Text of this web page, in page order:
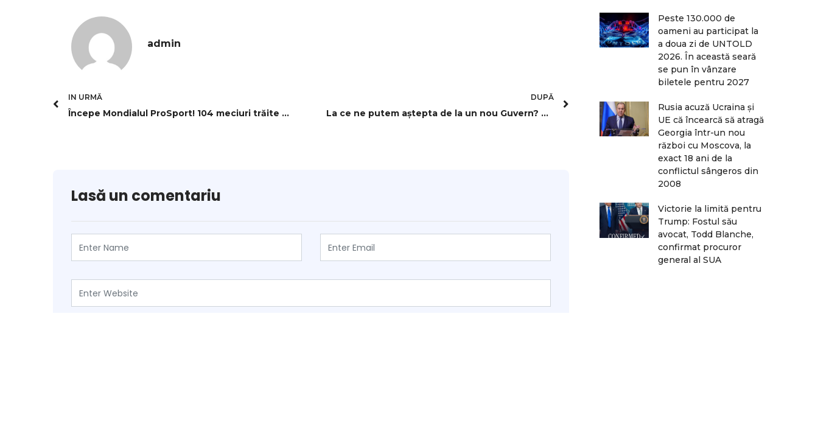
admin
IN URMĂ
Începe Mondialul ProSport! 104 meciuri trăite minut cu minut și analizate de fotbaliști și antrenori de top, 44 de zile cu materiale de colecție
DUPĂ
La ce ne putem aştepta de la un nou Guvern? Analist: „Este semnul unei noi poziționări: președintele vs. partide”
Lasă un comentariu
Peste 130.000 de
oameni au participat la
a doua zi de UNTOLD
2026. În această seară
se pun în vânzare
biletele pentru 2027
Rusia acuză Ucraina şi
UE că încearcă să atragă
Georgia într-un nou
război cu Moscova, la
exact 18 ani de la
conflictul sângeros din
2008
Victorie la limită pentru
Trump: Fostul său
avocat, Todd Blanche,
confirmat procuror
general al SUA